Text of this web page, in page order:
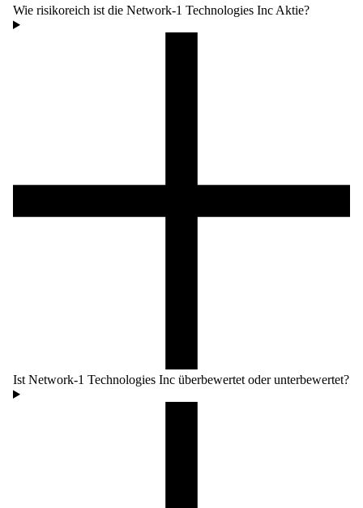
Wie risikoreich ist die Network-1 Technologies Inc Aktie?
Ist Network-1 Technologies Inc überbewertet oder unterbewertet?